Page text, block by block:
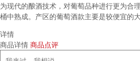
为现代的酿酒技术，对葡萄品种进行更为合
桶中熟成。产区的葡萄酒款主要是较便宜的大
详情
商品详情 商品点评